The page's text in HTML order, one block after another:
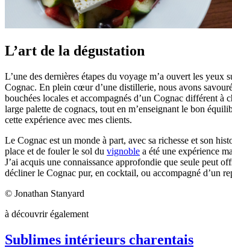
L’art de la dégustation
L’une des dernières étapes du voyage m’a ouvert les
Cognac. En plein cœur d’une distillerie, nous avons
bouchées locales et accompagnés d’un Cognac différent à
large palette de cognacs, tout en m’enseignant le bon
cette expérience avec mes clients.
Le Cognac est un monde à part, avec sa richesse et son
place et de fouler le sol du vignoble a été une expérience
J’ai acquis une connaissance approfondie que seule peut
décliner le Cognac pur, en cocktail, ou accompagné d’un
© Jonathan Stanyard
à découvrir également
Sublimes intérieurs charentais